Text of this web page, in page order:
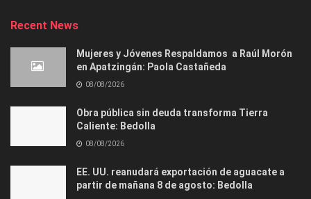
Recent News
Mujeres y Jóvenes Respaldamos a Raúl Morón
en Apatzingán: Paola Castañeda
08/08/2026
Obra pública sin deuda transforma Tierra
Caliente: Bedolla
08/08/2026
EE. UU. reanudará exportación de aguacate a
partir de mañana 8 de agosto: Bedolla